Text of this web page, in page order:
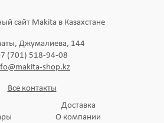
сайт Makita в Казахстане
Джумалиева, 144
(701) 518-94-08
shop.kz
Все контакты
Доставка
О компании